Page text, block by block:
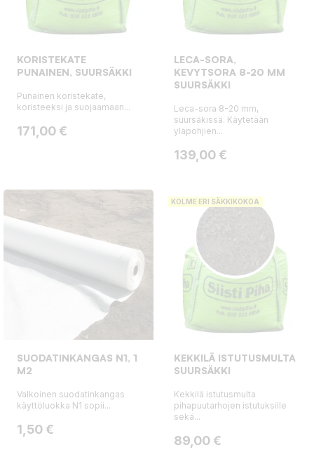
KORISTEKATE
PUNAINEN, SUURSÄKKI
Punainen koristekate,
koristeeksi ja suojaamaan...
Hinta
171,00 €
LECA-SORA,
KEVYTSORA 8-20 MM
SUURSÄKKI
Leca-sora 8-20 mm,
suursäkissä. Käytetään
yläpohjien...
Hinta
139,00 €
SUODATINKANGAS N1, 1
M2
Valkoinen suodatinkangas
käyttöluokka N1 sopii...
Hinta
1,50 €
KOLME ERI SÄKKIKOKOA
KEKKILÄ ISTUTUSMULTA
SUURSÄKKI
Kekkilä istutusmulta
pihapuutarhojen istutuksille
sekä...
Hinta
89,00 €